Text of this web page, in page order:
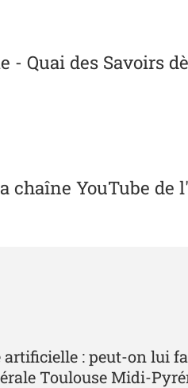
- Quai des Savoirs
chaîne YouTube
: peut-on lui
Toulouse Midi-